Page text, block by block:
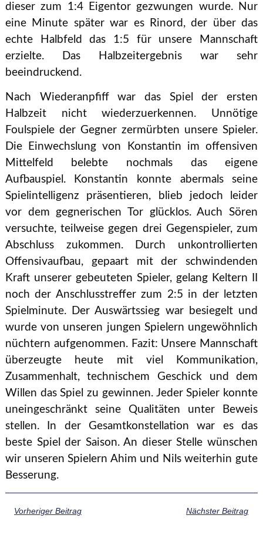
dieser zum 1:4 Eigentor gezwungen wurde. Nur
eine Minute später war es Rinord, der über das
echte Halbfeld das 1:5 für unsere Mannschaft
erzielte. Das Halbzeitergebnis war sehr
beeindruckend.
Nach Wiederanpfiff war das Spiel der ersten
Halbzeit nicht wiederzuerkennen. Unnötige
Foulspiele der Gegner zermürbten unsere Spieler.
Die Einwechslung von Konstantin im offensiven
Mittelfeld belebte nochmals das eigene
Aufbauspiel. Konstantin konnte abermals seine
Spielintelligenz präsentieren, blieb jedoch leider
vor dem gegnerischen Tor glücklos. Auch Sören
versuchte, teilweise gegen drei Gegenspieler, zum
Abschluss zukommen. Durch unkontrollierten
Offensivaufbau, gepaart mit der schwindenden
Kraft unserer gebeuteten Spieler, gelang Keltern II
noch der Anschlusstreffer zum 2:5 in der letzten
Spielminute. Der Auswärtssieg war besiegelt und
wurde von unseren jungen Spielern ungewöhnlich
nüchtern aufgenommen. Fazit: Unsere Mannschaft
überzeugte heute mit viel Kommunikation,
Zusammenhalt, technischem Geschick und dem
Willen das Spiel zu gewinnen. Jeder Spieler konnte
uneingeschränkt seine Qualitäten unter Beweis
stellen. In der Gesamtkonstellation war es das
beste Spiel der Saison. An dieser Stelle wünschen
wir unseren Spielern Ahim und Nils weiterhin gute
Besserung.
Vorheriger Beitrag Nächster Beitrag